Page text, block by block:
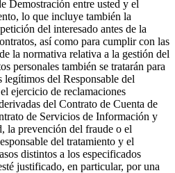
Demostración entre usted y el
lo que incluye también la
del interesado antes de la
así como para cumplir con las
la normativa relativa a la gestión del
personales también se tratarán para
legítimos del Responsable del
ejercicio de reclamaciones
del Contrato de Cuenta de
de Servicios de Información y
la prevención del fraude o el
del tratamiento y el
distintos a los especificados
justificado, en particular, por una